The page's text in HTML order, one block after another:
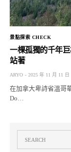
景點探索 CHECK
一棵孤獨的千年
站著
ARYO 2025 年 11 月 11 日
在加拿大卑詩省溫哥
Do…